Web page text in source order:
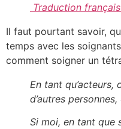
Traduction
Il faut pourtant savoir,
temps avec les
comment soigner un
En tant qu’acteurs,
d’autres
Si moi, en tant que